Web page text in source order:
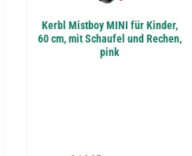
Kerbl Mistboy MINI für Kinder,
60 cm, mit Schaufel und Rechen,
pink